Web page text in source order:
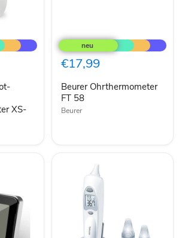
XS-
Ohrthermometer
FT
58
€17,99
Beurer Ohrthermometer
FT 58
Beurer